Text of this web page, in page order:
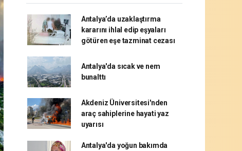
Antalya’da uzaklaştırma
kararını ihlal edip eşyaları
götüren eşe tazminat cezası
Antalya'da sıcak ve nem
bunalttı
Akdeniz Üniversitesi'nden
araç sahiplerine hayati yaz
uyarısı
Antalya'da yoğun bakımda